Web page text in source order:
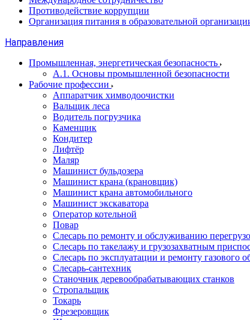
Противодействие коррупции
Организация питания в образовательной
Направления
Промышленная, энергетическая безопасность
А.1. Основы промышленной безопасности
Рабочие профессии
Аппаратчик химводоочистки
Вальщик леса
Водитель погрузчика
Каменщик
Кондитер
Лифтёр
Маляр
Машинист бульдозера
Машинист крана (крановщик)
Машинист крана автомобильного
Машинист экскаватора
Оператор котельной
Повар
Слесарь по ремонту и обслуживанию
Слесарь по такелажу и грузозахватным
Слесарь по эксплуатации и ремонту газового
Слесарь-сантехник
Станочник деревообрабатывающих станков
Стропальщик
Токарь
Фрезеровщик